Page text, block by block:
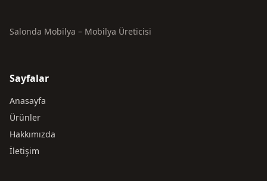
Salonda Mobilya – Mobilya Üreticisi
Sayfalar
Anasayfa
Ürünler
Hakkımızda
İletişim